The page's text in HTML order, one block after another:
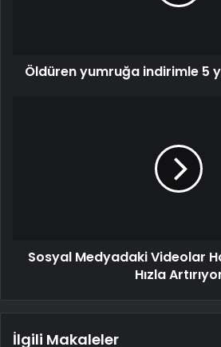
Öldüren yumruğa indirimle 5
Sosyal Medyadaki Videolar
Hızla
İlgili Makaleler